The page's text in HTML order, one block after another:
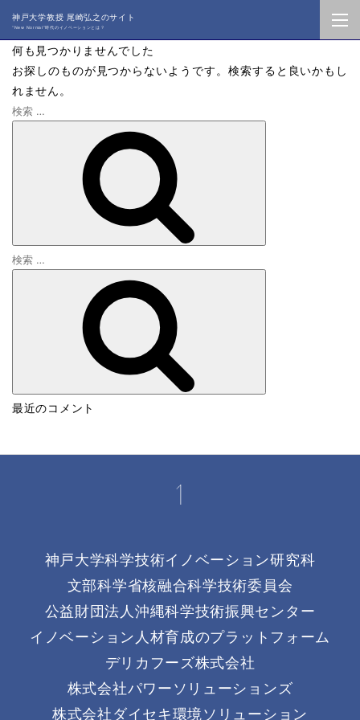
神戸大学教授 尾崎弘之のサイト
“New Normal”時代のイノベーションとは？
何も見つかりませんでした
お探しのものが見つからないようです。検索すると良いかもし
れません。
検
検
検
検
最近のコメント
神戸大学科学技術イノベーション研究科
文部科学省核融合科学技術委員会
公益財団法人沖縄科学技術振興センター
イノベーション人材育成のプラットフォーム
デリカフーズ株式会社
株式会社パワーソリューションズ
株式会社ダイセキ環境ソリューション